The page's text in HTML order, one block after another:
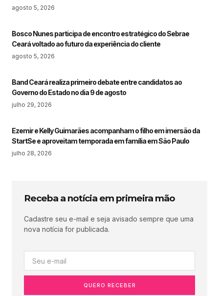
agosto 5, 2026
Bosco Nunes participa de encontro estratégico do Sebrae
Ceará voltado ao futuro da experiência do cliente
agosto 5, 2026
Band Ceará realiza primeiro debate entre candidatos ao
Governo do Estado no dia 9 de agosto
julho 29, 2026
Ezemir e Kelly Guimarães acompanham o filho em imersão da
StartSe e aproveitam temporada em família em São Paulo
julho 28, 2026
Receba a notícia em primeira mão
Cadastre seu e-mail e seja avisado sempre que uma
nova notícia for publicada.
QUERO RECEBER